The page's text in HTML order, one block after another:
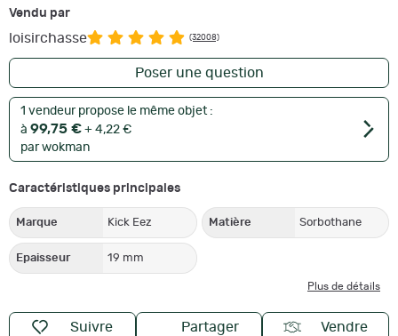
Vendu par
loisirchasse (32008)
Poser une question
1 vendeur propose le même objet :
à 99,75 € + 4,22 €
par wokman
Caractéristiques principales
Marque Kick Eez Matière Sorbothane
Epaisseur 19 mm
Plus de détails
Suivre Partager Vendre